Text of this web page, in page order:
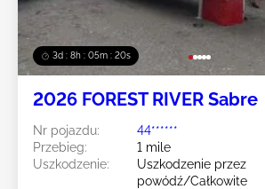
3d : 8h : 05m : 19s
2026 FOREST RIVER Sabre
Nr pojazdu:
44******
Przebieg:
1 mile
Uszkodzenie:
Uszkodzenie przez
powódź/Całkowite